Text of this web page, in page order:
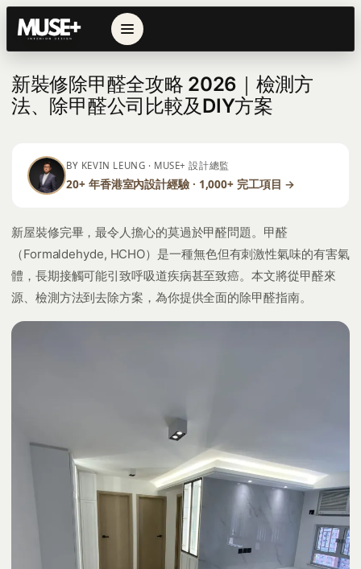
← 返回列表
新裝修除甲醛全攻略 2026｜檢測方
法、除甲醛公司比較及DIY方案
BY KEVIN LEUNG · MUSE+ 設計總監
20+ 年香港室內設計經驗 · 1,000+ 完工項目 →
新屋裝修完畢，最令人擔心的莫過於甲醛問題。甲醛
（Formaldehyde, HCHO）是一種無色但有刺激性氣味的有害氣
體，長期接觸可能引致呼吸道疾病甚至致癌。本文將從甲醛來
源、檢測方法到去除方案，為你提供全面的除甲醛指南。